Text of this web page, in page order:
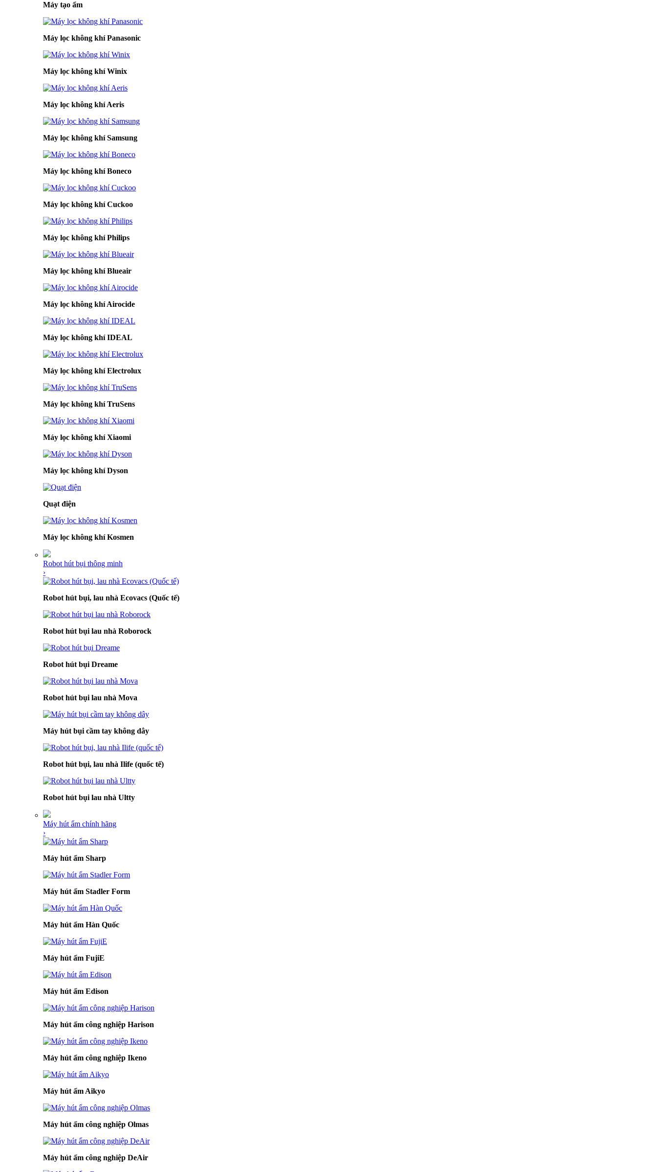
Máy tạo ẩm
Máy lọc không khí Panasonic
Máy lọc không khí Winix
Máy lọc không khí Aeris
Máy lọc không khí Samsung
Máy lọc không khí Boneco
Máy lọc không khí Cuckoo
Máy lọc không khí Philips
Máy lọc không khí Blueair
Máy lọc không khí Airocide
Máy lọc không khí IDEAL
Máy lọc không khí Electrolux
Máy lọc không khí TruSens
Máy lọc không khí Xiaomi
Máy lọc không khí Dyson
Quạt điện
Máy lọc không khí Kosmen
Robot hút bụi thông minh
›
Robot hút bụi, lau nhà Ecovacs (Quốc tế)
Robot hút bụi lau nhà Roborock
Robot hút bụi Dreame
Robot hút bụi lau nhà Mova
Máy hút bụi cầm tay không dây
Robot hút bụi, lau nhà Ilife (quốc tế)
Robot hút bụi lau nhà Ultty
Máy hút ẩm chính hãng
›
Máy hút ẩm Sharp
Máy hút ẩm Stadler Form
Máy hút ẩm Hàn Quốc
Máy hút ẩm FujiE
Máy hút ẩm Edison
Máy hút ẩm công nghiệp Harison
Máy hút ẩm công nghiệp Ikeno
Máy hút ẩm Aikyo
Máy hút ẩm công nghiệp Olmas
Máy hút ẩm công nghiệp DeAir